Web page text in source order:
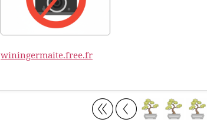
winingermaite.free.fr